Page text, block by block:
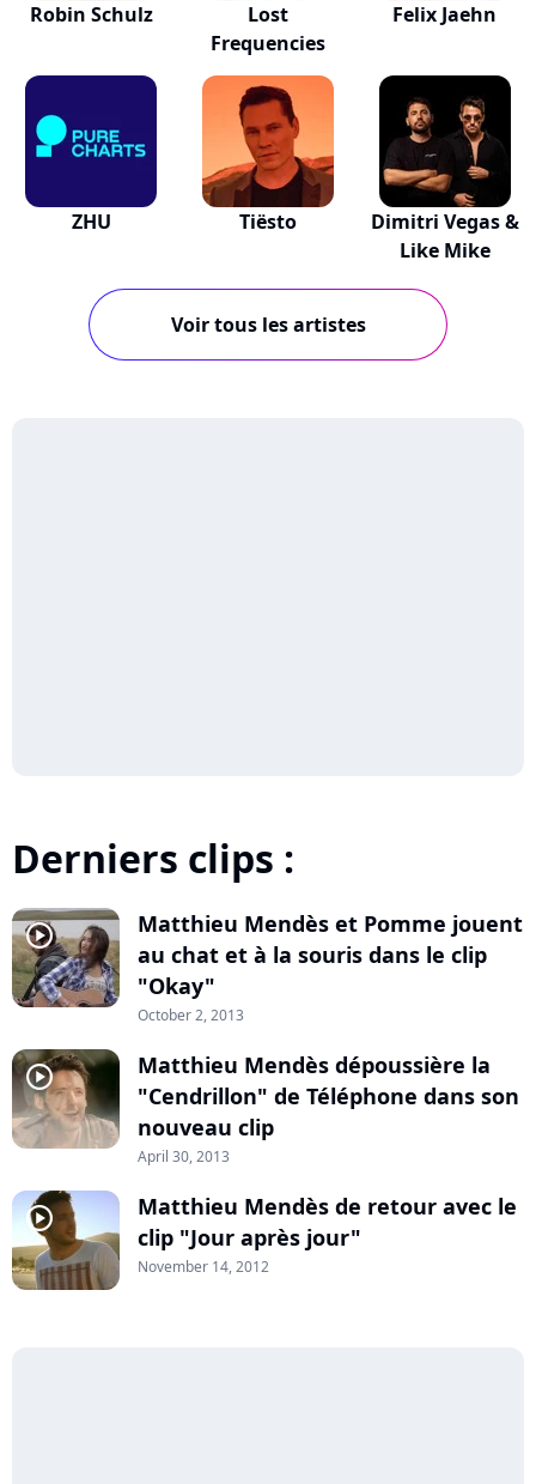
Robin Schulz
Lost
Frequencies
Felix Jaehn
ZHU Tiësto
Dimitri Vegas &
Like Mike
Voir tous les artistes
Derniers clips :
player2
Matthieu Mendès et Pomme jouent
au chat et à la souris dans le clip
"Okay"
October 2, 2013
player2
Matthieu Mendès dépoussière la
"Cendrillon" de Téléphone dans son
nouveau clip
April 30, 2013
player2
Matthieu Mendès de retour avec le
clip "Jour après jour"
November 14, 2012